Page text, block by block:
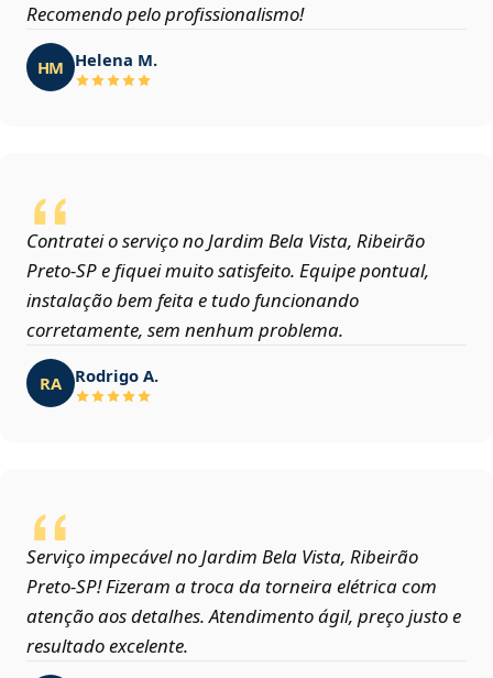
Recomendo pelo profissionalismo!
HM Helena M.
Contratei o serviço no Jardim Bela Vista, Ribeirão
Preto‑SP e fiquei muito satisfeito. Equipe pontual,
instalação bem feita e tudo funcionando
corretamente, sem nenhum problema.
RA Rodrigo A.
Serviço impecável no Jardim Bela Vista, Ribeirão
Preto‑SP! Fizeram a troca da torneira elétrica com
atenção aos detalhes. Atendimento ágil, preço justo e
resultado excelente.